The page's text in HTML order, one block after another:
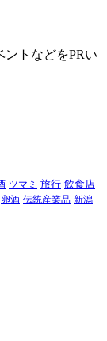
トなどをPRい
ツマミ 旅行 飲食店
卵酒 伝統産業品 新潟